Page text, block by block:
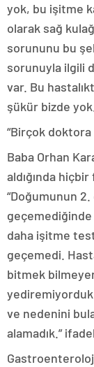
yok, bu işitme
olarak sağ
sorununu bu
sorunuyla ilgili
var. Bu
şükür bizde
“Birçok doktora
Baba Orhan
aldığında
“Doğumunun
daha işitme
geçemedi.
bitmek
ve nedenini
alamadık.”